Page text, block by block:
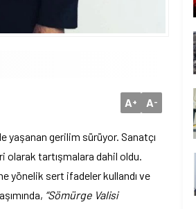
A+ A-
yaşanan gerilim sürüyor. Sanatçı
olarak tartışmalara dahil oldu.
yönelik sert ifadeler kullandı ve
“Sömürge Valisi